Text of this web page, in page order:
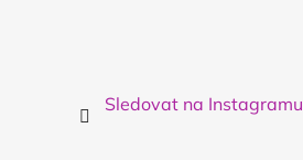
Sledovat na Instagramu